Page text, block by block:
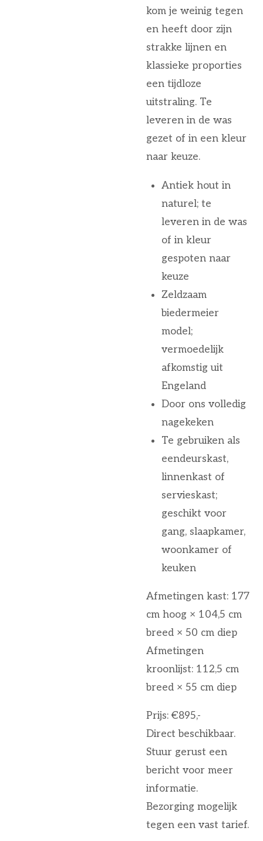
kom je weinig tegen
en heeft door zijn
strakke lijnen en
klassieke proporties
een tijdloze
uitstraling. Te
leveren in de was
gezet of in een kleur
naar keuze.
Antiek hout in
naturel; te
leveren in de was
of in kleur
gespoten naar
keuze
Zeldzaam
biedermeier
model;
vermoedelijk
afkomstig uit
Engeland
Door ons volledig
nagekeken
Te gebruiken als
eendeurskast,
linnenkast of
servieskast;
geschikt voor
gang, slaapkamer,
woonkamer of
keuken
Afmetingen kast: 177
cm hoog × 104,5 cm
breed × 50 cm diep
Afmetingen
kroonlijst: 112,5 cm
breed × 55 cm diep
Prijs: €895,-
Direct beschikbaar.
Stuur gerust een
bericht voor meer
informatie.
Bezorging mogelijk
tegen een vast tarief.